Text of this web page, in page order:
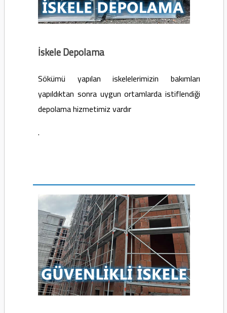
İskele Depolama
Sökümü yapılan iskelelerimizin bakımları
yapıldıktan sonra uygun ortamlarda istiflendiği
depolama hizmetimiz vardır
.